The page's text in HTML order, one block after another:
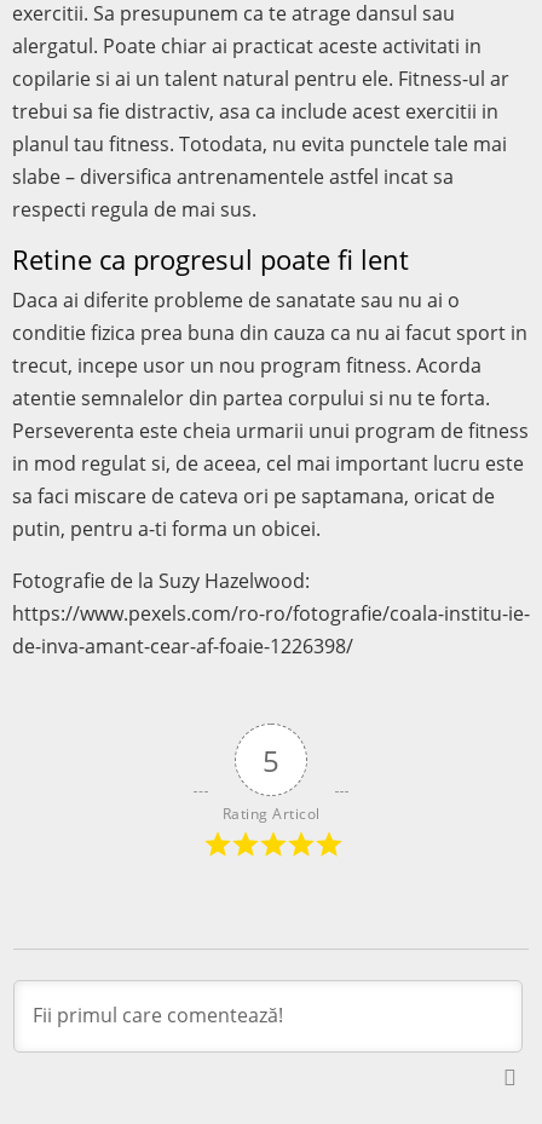
exercitii. Sa presupunem ca te atrage dansul sau
alergatul. Poate chiar ai practicat aceste activitati in
copilarie si ai un talent natural pentru ele. Fitness-ul ar
trebui sa fie distractiv, asa ca include acest exercitii in
planul tau fitness. Totodata, nu evita punctele tale mai
slabe – diversifica antrenamentele astfel incat sa
respecti regula de mai sus.
Retine ca progresul poate fi lent
Daca ai diferite probleme de sanatate sau nu ai o
conditie fizica prea buna din cauza ca nu ai facut sport in
trecut, incepe usor un nou program fitness. Acorda
atentie semnalelor din partea corpului si nu te forta.
Perseverenta este cheia urmarii unui program de fitness
in mod regulat si, de aceea, cel mai important lucru este
sa faci miscare de cateva ori pe saptamana, oricat de
putin, pentru a-ti forma un obicei.
Fotografie de la Suzy Hazelwood:
https://www.pexels.com/ro-ro/fotografie/coala-institu-ie-
de-inva-amant-cear-af-foaie-1226398/
5
Rating Articol